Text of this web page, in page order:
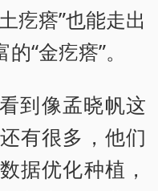
疙瘩”也能走出
“金疙瘩”。
到像孟晓帆这
有很多，他们
据优化种植，